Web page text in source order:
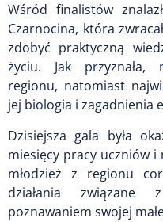
Wśród finalistów
Czarnocina, która
zdobyć praktyczną
życiu. Jak przyznała,
regionu, natomiast
jej biologia i zagadnienia
Dzisiejsza gala była
miesięcy pracy uczniów i
młodzież z regionu
działania
poznawaniem swojej